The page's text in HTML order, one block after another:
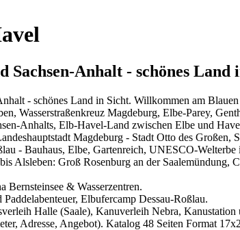
Sachsen-Anhalt - schönes Land
- schönes Land in Sicht. Willkommen am
Wasserstraßenkreuz Magdeburg, Elbe-Parey,
Anhalts, Elb-Havel-Land zwischen Elbe und
Magdeburg - Stadt Otto des
- Bauhaus, Elbe, Gartenreich, UNESCO-
Alsleben: Groß Rosenburg an der Saalemündung,
Bernsteinsee & Wasserzentren.
Elbufercamp Dessau-Roßlau.
Halle (Saale), Kanuverleih Nebra,
Adresse, Angebot). Katalog 48 Seiten Format